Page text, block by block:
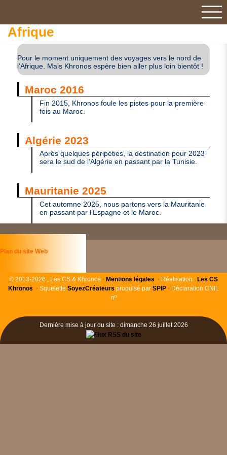
Afrique
Pour le moment uniquement des voyages vers le nord de
l’Afrique. Mais Khronos espère bien aller plus loin bientôt !
Maroc 2016
Fin 2015, Khronos foule les pistes pour la première
fois au Maroc.
Algérie 2023
Après quelques péripéties, la destination pour 2023
sera le sud de l’Algérie en passant par la Tunisie.
Mauritanie 2025
Cet automne 2025, nous partons vers la Mauritanie
en passant par l’Espagne et le Maroc.
Plan du site Web
© 2013-2026 , Les CS & Khronos • Mentions légales • Réalisation : Les CS
Khronos • Squelette SoyezCréateurs propulsé par SPIP • Déclaration CNIL
nº
Dernière mise à jour du site : dimanche 26 juillet 2026